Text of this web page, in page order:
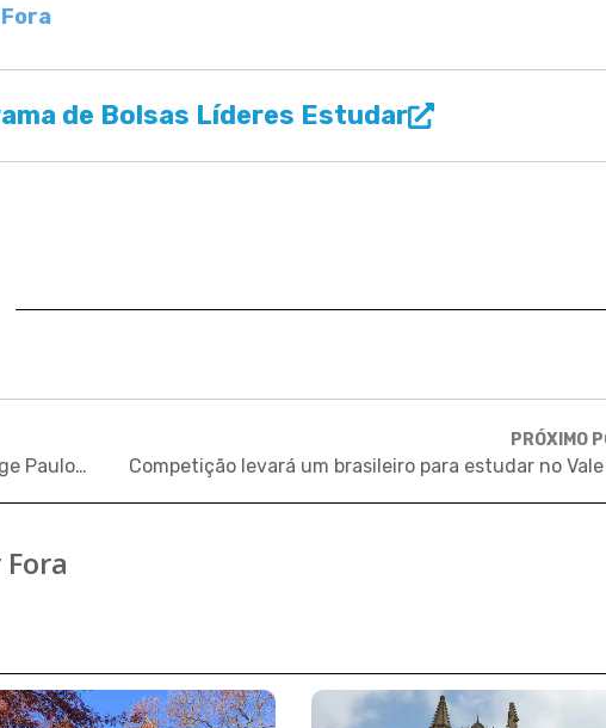
de Bolsas Líderes Estudar
Vídeo: a importância de Harvard na vida de Jorge Paulo Lemann
PRÓXIMO